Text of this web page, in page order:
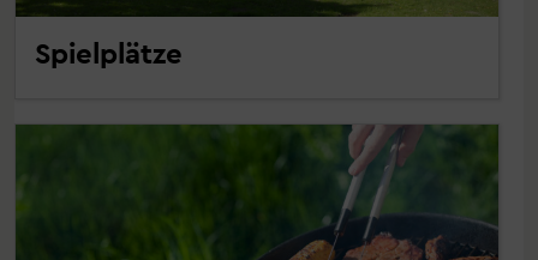
Spielplätze